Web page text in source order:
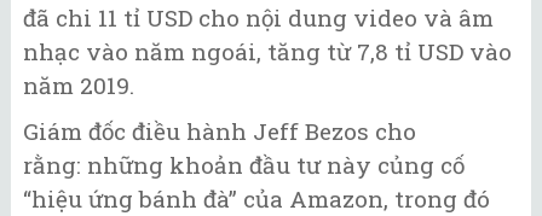
đã chi 11 tỉ USD cho nội dung video và âm
nhạc vào năm ngoái, tăng từ 7,8 tỉ USD vào
năm 2019.
Giám đốc điều hành Jeff Bezos cho
rằng: những khoản đầu tư này củng cố
“hiệu ứng bánh đà” của Amazon, trong đó